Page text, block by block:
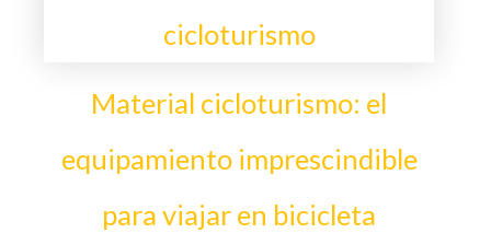
Material cicloturismo: el
equipamiento imprescindible
para viajar en bicicleta